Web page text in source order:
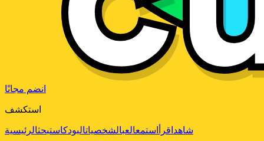
انضم مجانًا
استكشف
شاهد اقرأ استمعالعبالشخصياتالبودكاستبحثالرئيسية